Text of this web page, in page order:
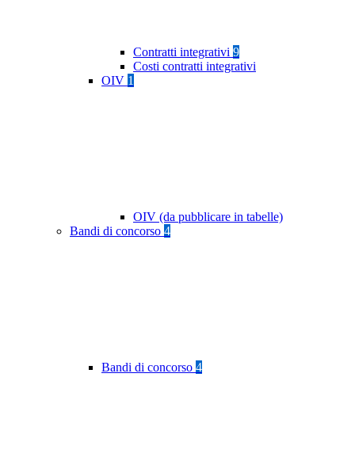
Contratti integrativi 9
Costi contratti integrativi
OIV 1
OIV (da pubblicare in tabelle)
Bandi di concorso 4
Bandi di concorso 4